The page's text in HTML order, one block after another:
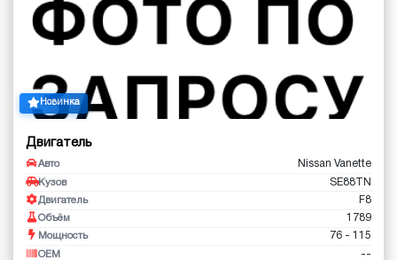
Новинка
Двигатель
Авто Nissan Vanette
Кузов SE88TN
Двигатель F8
Объём 1789
Мощность 76 - 115
OEM --